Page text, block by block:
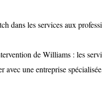
de Williams : les
avec une entreprise